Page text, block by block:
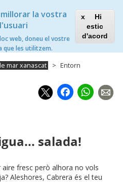
la vostra
web, doneu el vostre
que les utilitzem.
Hi
estic
d'acord
mar xanascat Entorn
salada!
fresc però alhora no vols
Aleshores, Cabrera és el teu